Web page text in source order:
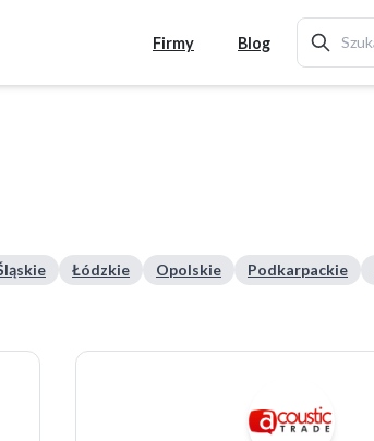
Firmy Blog
Łódzkie Opolskie Podkarpackie